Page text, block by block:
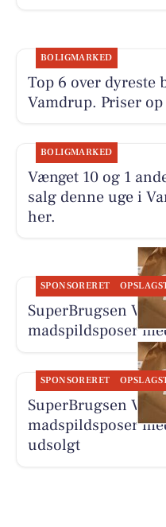
BOLIGMARKED
Top 6 over dyreste
Vamdrup. Priser
BOLIGMARKED
Vænget 10 og 1
salg denne uge i
her.
SPONSORERET
SuperBrugsen
madspildsposer
SPONSORERET
SuperBrugsen
madspildsposer
udsolgt